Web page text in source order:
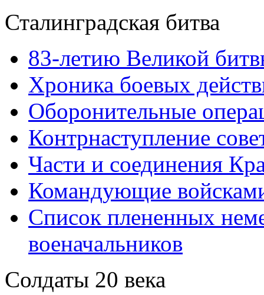
Сталинградская битва
83-летию Великой
Хроника боевых
Оборонительные
Контрнаступление
Части и соединения
Командующие
Список плененных
военачальников
Солдаты 20 века